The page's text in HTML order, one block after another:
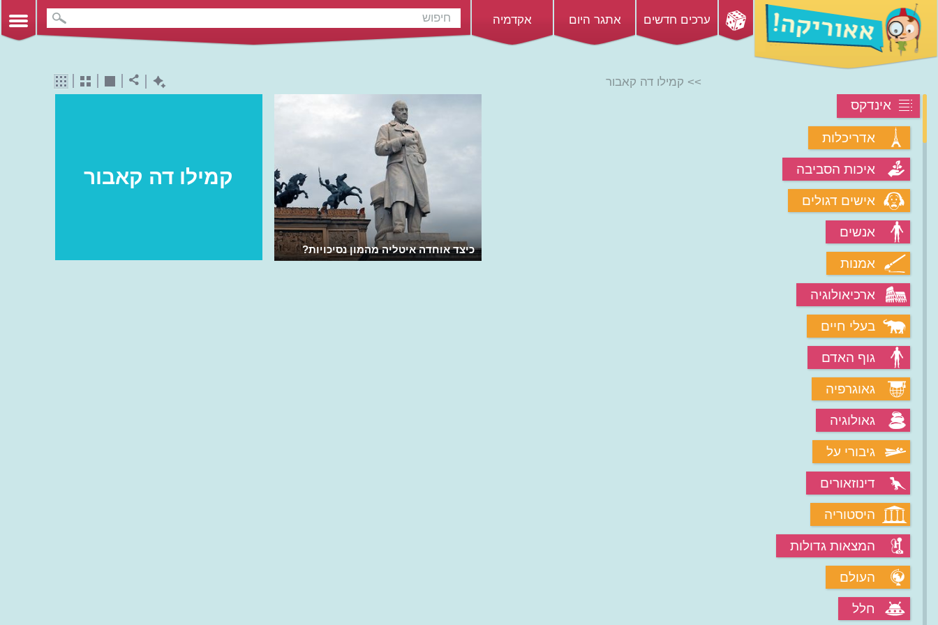
ערכים חדשים אתגר היום אקדמיה
אינדקס
אדריכלות
איכות הסביבה
אישים דגולים
אנשים
אמנות
ארכיאולוגיה
בעלי חיים
גוף האדם
גאוגרפיה
גאולוגיה
גיבורי על
דינוזאורים
היסטוריה
המצאות גדולות
העולם
חלל
>> קמילו דה קאבור
קמילו דה קאבור
כיצד אוחדה איטליה מהמון נסיכויות?